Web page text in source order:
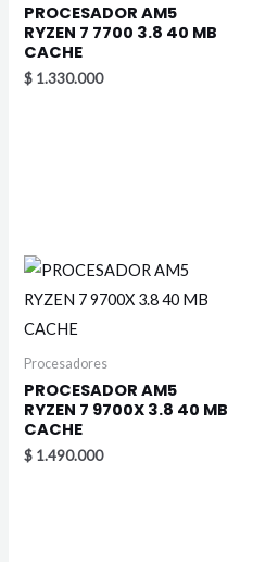
PROCESADOR AM5
RYZEN 7 7700 3.8 40 MB
CACHE
$ 1.330.000
Procesadores
PROCESADOR AM5
RYZEN 7 9700X 3.8 40 MB
CACHE
$ 1.490.000